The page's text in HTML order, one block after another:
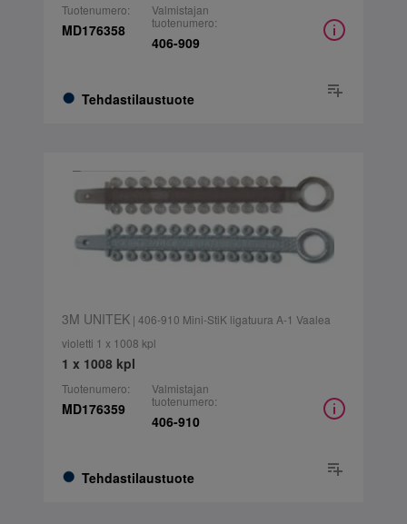
Tuotenumero:
MD176358
Tehdastilaustuote
Valmistajan
tuotenumero:
406-909
3M UNITEK| 406-910 Mini-StiK ligatuura A-1 Vaalea
violetti 1 x 1008 kpl
1 x 1008 kpl
Tuotenumero:
MD176359
Tehdastilaustuote
Valmistajan
tuotenumero:
406-910